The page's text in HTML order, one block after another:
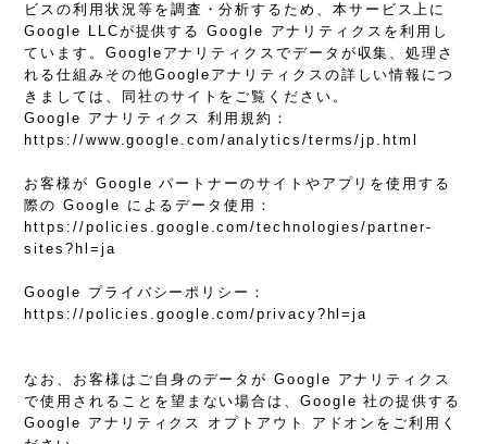
ビスの利用状況等を調査・分析するため、本サービス上に
Google LLCが提供する Google アナリティクスを利用し
ています。Googleアナリティクスでデータが収集、処理さ
れる仕組みその他Googleアナリティクスの詳しい情報につ
きましては、同社のサイトをご覧ください。
Google アナリティクス 利用規約：
https://www.google.com/analytics/terms/jp.html
お客様が Google パートナーのサイトやアプリを使用する
際の Google によるデータ使用：
https://policies.google.com/technologies/partner-
sites?hl=ja
Google プライバシーポリシー：
https://policies.google.com/privacy?hl=ja
なお、お客様はご自身のデータが Google アナリティクス
で使用されることを望まない場合は、Google 社の提供する
Google アナリティクス オプトアウト アドオンをご利用く